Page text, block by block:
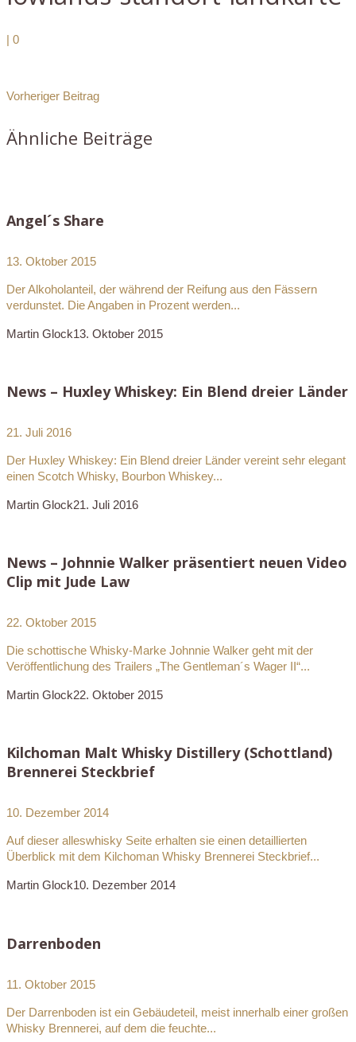
| 0
Vorheriger Beitrag
Ähnliche Beiträge
Angel´s Share
13. Oktober 2015
Der Alkoholanteil, der während der Reifung aus den Fässern
verdunstet. Die Angaben in Prozent werden...
Martin Glock13. Oktober 2015
News – Huxley Whiskey: Ein Blend dreier Länder
21. Juli 2016
Der Huxley Whiskey: Ein Blend dreier Länder vereint sehr elegant
einen Scotch Whisky, Bourbon Whiskey...
Martin Glock21. Juli 2016
News – Johnnie Walker präsentiert neuen Video
Clip mit Jude Law
22. Oktober 2015
Die schottische Whisky-Marke Johnnie Walker geht mit der
Veröffentlichung des Trailers „The Gentleman´s Wager II“...
Martin Glock22. Oktober 2015
Kilchoman Malt Whisky Distillery (Schottland)
Brennerei Steckbrief
10. Dezember 2014
Auf dieser alleswhisky Seite erhalten sie einen detaillierten
Überblick mit dem Kilchoman Whisky Brennerei Steckbrief...
Martin Glock10. Dezember 2014
Darrenboden
11. Oktober 2015
Der Darrenboden ist ein Gebäudeteil, meist innerhalb einer großen
Whisky Brennerei, auf dem die feuchte...